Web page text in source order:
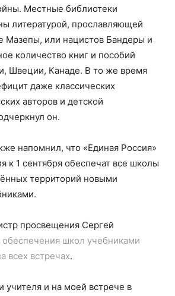
Местные библиотеки
литературой, прославляющей
Мазепы, или нацистов Бандеры и
количество книг и пособий
Швеции, Канаде. В то же время
даже классических
авторов и детской
он.
напомнил, что «Единая Россия»
к 1 сентября обеспечат все школы
территорий новыми
просвещения Сергей
обеспечения школ учебниками
всех встречах.
учителя и на моей встрече в